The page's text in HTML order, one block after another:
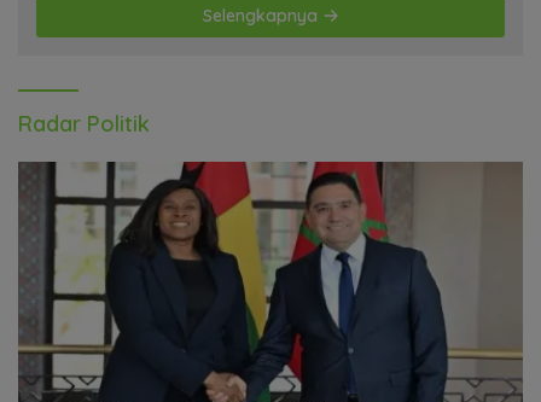
Selengkapnya
Radar Politik